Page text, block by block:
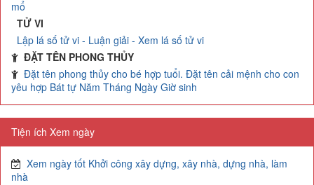
mổ
TỬ VI
Lập lá số tử vi - Luận giải - Xem lá số tử vi
ĐẶT TÊN PHONG THỦY
Đặt tên phong thủy cho bé hợp tuổi. Đặt tên cải mệnh cho con
yêu hợp Bát tự Năm Tháng Ngày Giờ sinh
Tiện ích Xem ngày
Xem ngày tốt Khởi công xây dựng, xây nhà, dựng nhà, làm
nhà